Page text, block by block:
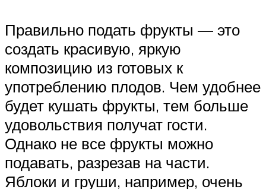
Правильно подать фрукты — это
создать красивую, яркую
композицию из готовых к
употреблению плодов. Чем удобнее
будет кушать фрукты, тем больше
удовольствия получат гости.
Однако не все фрукты можно
подавать, разрезав на части.
Яблоки и груши, например, очень